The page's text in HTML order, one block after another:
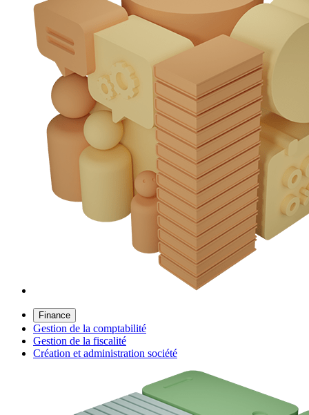
Finance
Gestion de la comptabilité
Gestion de la fiscalité
Création et administration société